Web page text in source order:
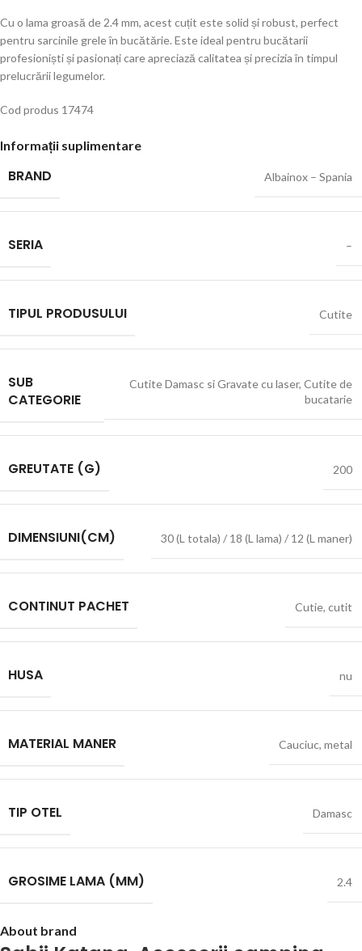
Cu o lama groasă de 2.4 mm, acest cuțit este solid și robust, perfect
pentru sarcinile grele în bucătărie. Este ideal pentru bucătarii
profesioniști și pasionați care apreciază calitatea și precizia în timpul
prelucrării legumelor.
Cod produs 17474
Informații suplimentare
BRAND Albainox – Spania
SERIA –
TIPUL PRODUSULUI Cutite
SUB
CATEGORIE
Cutite Damasc si Gravate cu laser, Cutite de
bucatarie
GREUTATE (G) 200
DIMENSIUNI(CM) 30 (L totala) / 18 (L lama) / 12 (L maner)
CONTINUT PACHET Cutie, cutit
HUSA nu
MATERIAL MANER Cauciuc, metal
TIP OTEL Damasc
GROSIME LAMA (MM) 2.4
About brand